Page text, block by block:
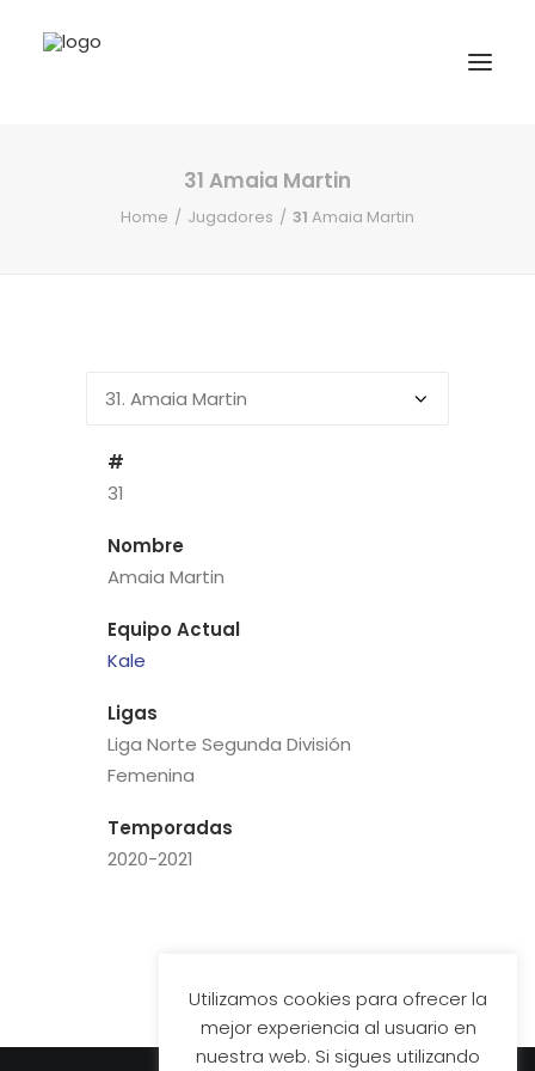
31 Amaia Martin
Home Jugadores 31 Amaia Martin
#
31
Nombre
Amaia Martin
Equipo Actual
Kale
Ligas
Liga Norte Segunda División
Femenina
Temporadas
2020-2021
Utilizamos cookies para ofrecer la
mejor experiencia al usuario en
nuestra web. Si sigues utilizando